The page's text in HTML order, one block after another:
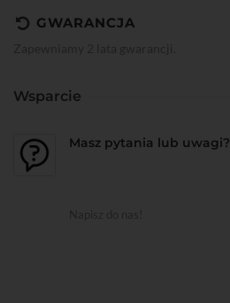
GWARANCJA
Wsparcie
Masz pytania lub uwagi?